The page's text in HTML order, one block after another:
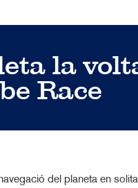
la
Race
del planeta en